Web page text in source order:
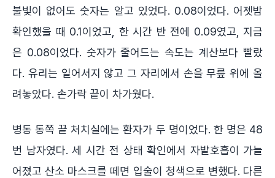
불빛이 없어도 숫자는 알고 있었다. 0.08이었다. 어젯밤
확인했을 때 0.1이었고, 한 시간 반 전에 0.09였고, 지금
은 0.08이었다. 숫자가 줄어드는 속도는 계산보다 빨랐
다. 유리는 일어서지 않고 그 자리에서 손을 무릎 위에 올
려놓았다. 손가락 끝이 차가웠다.
병동 동쪽 끝 처치실에는 환자가 두 명이었다. 한 명은 48
번 남자였다. 세 시간 전 상태 확인에서 자발호흡이 가늘
어졌고 산소 마스크를 떼면 입술이 청색으로 변했다. 다른